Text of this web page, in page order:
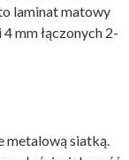
laminat matowy
mm łączonych 2-
metalową siatką.